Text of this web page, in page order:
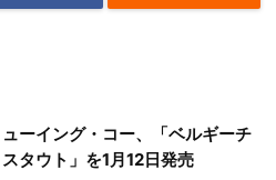
ーイング・コー、「ベルギーチ
タウト」を1月12日発売